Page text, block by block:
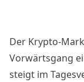
Der Krypto-
Vorwärtsgang
steigt im